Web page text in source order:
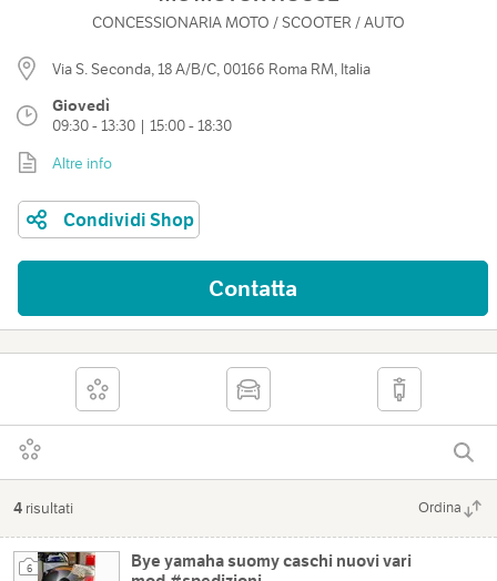
CONCESSIONARIA MOTO / SCOOTER / AUTO
Via S. Seconda, 18 A/B/C, 00166 Roma RM, Italia
Giovedì
09:30 - 13:30 | 15:00 - 18:30
Altre info
Condividi Shop
Contatta
4 risultati Ordina
6
Bye yamaha suomy caschi nuovi vari